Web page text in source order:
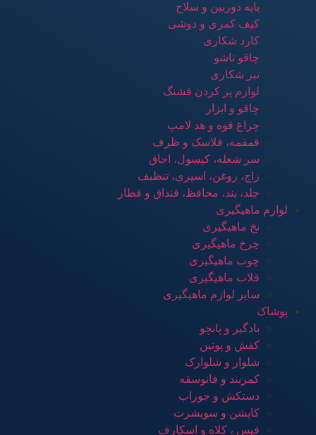
پایه دوربین و سلاح
کیف کمری و دوشی
کارد شکاری
چاقو تاشو
تبر شکاری
لوازم پر کردن فشنگ
چاقو و ابزار
چراغ قوه و هد لامپ
قمقمه، فلاسک و ظرف
سر شعله، کپسول، اجاق
زاج، روغن، اسپری، تنظیف
جلد، بند، محافظ، قنداق و قطار
لوازم ماهیگیری
نخ ماهیگیری
چرخ ماهیگیری
چوب ماهیگیری
قلاب ماهیگیری
سایر لوازم ماهیگیری
پوشاک
بادگیر و پانچو
کفش و پوتین
شلوار و شلوارک
کمربند و فانوسقه
دستکش و جوراب
کاپشن و سویشرت
فیس ، کلاه و اسکارف